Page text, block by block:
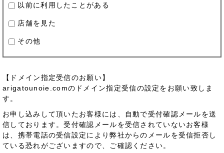
以前に利用したことがある
店舗を見た
その他
【ドメイン指定受信のお願い】
arigatounoie.comのドメイン指定受信の設定をお願い致しま
す。
お申し込みして頂いたお客様には、自動で受付確認メールを送
信しております。受付確認メールを受信されていないお客様
は、携帯電話の受信設定により弊社からのメールを受信拒否し
ている恐れがございますので、ご確認ください。